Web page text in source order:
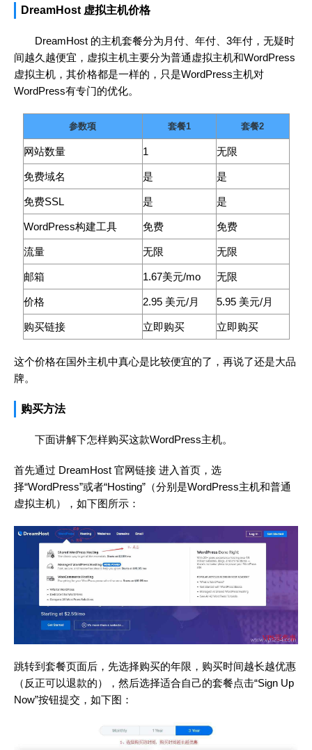
DreamHost 虚拟主机价格
DreamHost 的主机套餐分为月付、年付、3年付，无疑时
间越久越便宜，虚拟主机主要分为普通虚拟主机和WordPress
虚拟主机，其价格都是一样的，只是WordPress主机对
WordPress有专门的优化。
参数项 套餐1 套餐2
网站数量 1 无限
免费域名 是 是
免费SSL 是 是
WordPress构建工具 免费 免费
流量 无限 无限
邮箱 1.67美元/mo 无限
价格 2.95 美元/月 5.95 美元/月
购买链接 立即购买 立即购买
这个价格在国外主机中真心是比较便宜的了，再说了还是大品
牌。
购买方法
下面讲解下怎样购买这款WordPress主机。
首先通过 DreamHost 官网链接 进入首页，选
择“WordPress”或者“Hosting”（分别是WordPress主机和普通
虚拟主机），如下图所示：
跳转到套餐页面后，先选择购买的年限，购买时间越长越优惠
（反正可以退款的），然后选择适合自己的套餐点击“Sign Up
Now”按钮提交，如下图：